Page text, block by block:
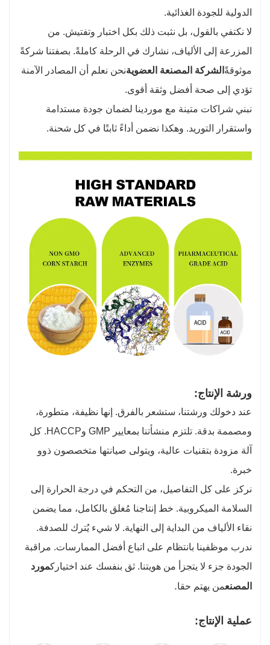
الدولية للجودة الغذائية.
لا نكتفي بالقول، بل نثبت ذلك بكل اختبار وتفتيش. من
المزرعة إلى الألياف، نشارك في الرحلة كاملةً. بصفتنا شركةً
موثوقةً الشركة المصنعة العضويةنحن نعلم أن المصادر الآمنة
تؤدي إلى صحة أفضل وثقة أقوى.
نبني شراكات متينة مع موردينا لضمان جودة مستدامة
واستقرار التوريد. وهكذا نضمن أداءً ثابتًا في كل شحنة.
ورشة الإنتاج:
عند دخولك ورشتنا، ستشعر بالفرق. إنها نظيفة، متطورة،
ومصممة بدقة. تلتزم منشأتنا بمعايير GMP وHACCP. كل
آلة مزودة بتقنيات عالية، ويتولى صيانتها متخصصون ذوو
خبرة.
نركز على كل التفاصيل، من التحكم في درجة الحرارة إلى
السلامة الميكروبية. خط إنتاجنا مُغلق بالكامل، مما يضمن
نقاء الألياف من البداية إلى النهاية. لا شيء يُترك للصدفة.
ندرب موظفينا بانتظام على اتباع أفضل الممارسات. مراقبة
الجودة جزء لا يتجزأ من هويتنا. ثق بنفسك عند اختياركمورد
المصنعمن يهتم حقا.
عملية الإنتاج: